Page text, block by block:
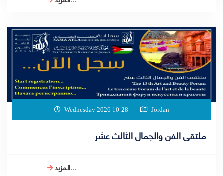
Wednesday 2026-10-28 Jordan
ملتقى الفن والجمال الثالث عشر
المزيد...